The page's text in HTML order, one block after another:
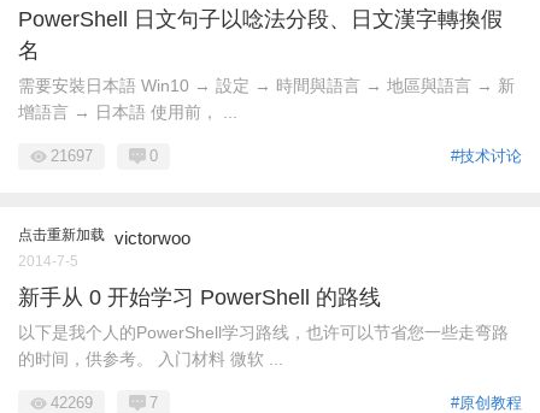
PowerShell 日文句子以唸法分段、日文漢字轉換假
名
需要安裝日本語 Win10 → 設定 → 時間與語言 → 地區與語言 → 新
增語言 → 日本語 使用前， ...
#技术讨论
21697 0
点击重新加载 victorwoo
2014-7-5
新手从 0 开始学习 PowerShell 的路线
以下是我个人的PowerShell学习路线，也许可以节省您一些走弯路
的时间，供参考。 入门材料 微软 ...
#原创教程
42269 7